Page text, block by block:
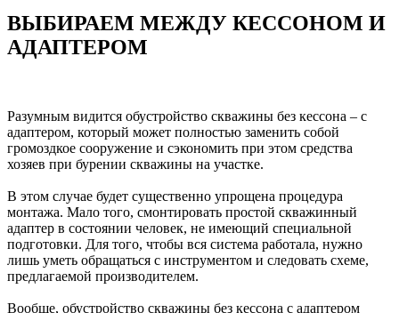
ВЫБИРАЕМ МЕЖДУ КЕССОНОМ И
АДАПТЕРОМ
Разумным видится обустройство скважины без кессона – с
адаптером, который может полностью заменить собой
громоздкое сооружение и сэкономить при этом средства
хозяев при бурении скважины на участке.
В этом случае будет существенно упрощена процедура
монтажа. Мало того, смонтировать простой скважинный
адаптер в состоянии человек, не имеющий специальной
подготовки. Для того, чтобы вся система работала, нужно
лишь уметь обращаться с инструментом и следовать схеме,
предлагаемой производителем.
Вообще, обустройство скважины без кессона с адаптером